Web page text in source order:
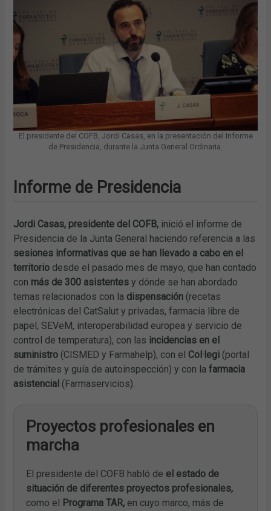
El presidente del COFB, Jordi Casas, en la presentación del Informe
de Presidencia, durante la Junta General Ordinaria.
Informe de Presidencia
Jordi Casas, presidente del COFB, inició el informe de
Presidencia de la Junta General haciendo referencia a las
sesiones informativas que se han llevado a cabo en el
territorio desde el pasado mes de mayo, que han contado
con más de 300 asistentes y dónde se han abordado
temas relacionados con la dispensación (recetas
electrónicas del CatSalut y privadas, farmacia libre de
papel, SEVeM, interoperabilidad europea y servicio de
control de temperatura), con las incidencias en el
suministro (CISMED y Farmahelp), con el Col·legi (portal
de trámites y guía de autoinspección) y con lafarmacia
asistencial (Farmaservicios).
Proyectos profesionales en
marcha
El presidente del COFB habló de el estado de
situación de diferentes proyectos profesionales,
como el Programa TAR, en cuyo marco, más de